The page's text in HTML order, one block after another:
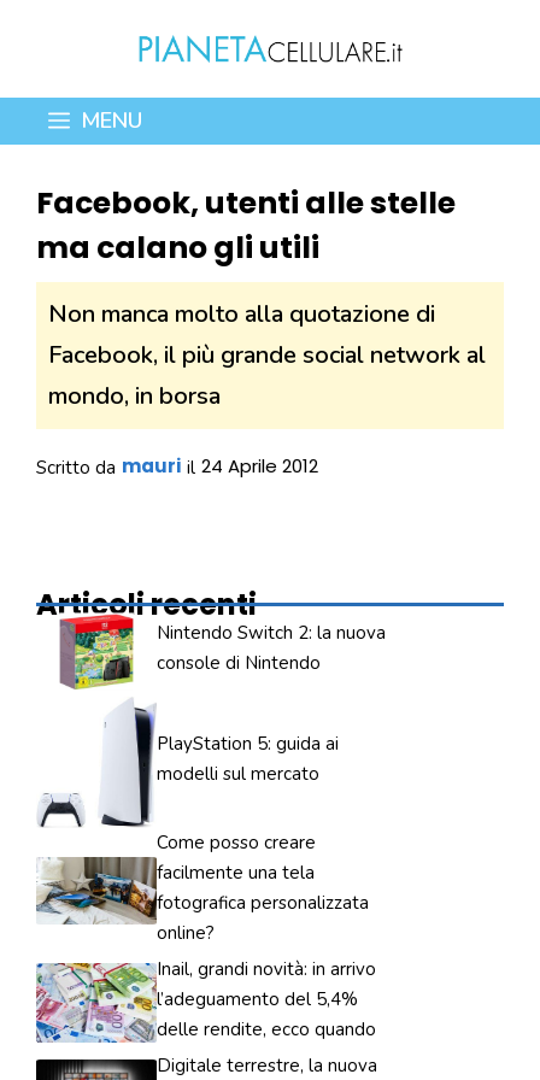
contenuto
MENU
Facebook, utenti alle stelle
ma calano gli utili
Non manca molto alla quotazione di
Facebook, il più grande social network al
mondo, in borsa
Scritto da mauri il 24 Aprile 2012
Articoli recenti
Nintendo Switch 2: la nuova
console di Nintendo
PlayStation 5: guida ai
modelli sul mercato
Come posso creare
facilmente una tela
fotografica personalizzata
online?
Inail, grandi novità: in arrivo
l’adeguamento del 5,4%
delle rendite, ecco quando
Digitale terrestre, la nuova